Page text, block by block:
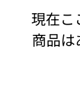
現在こ
商品は